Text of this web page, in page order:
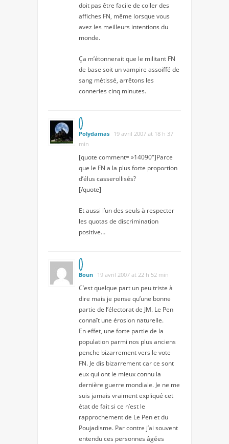
doit pas être facile de coller des
affiches FN, même lorsque vous
avez les meilleurs intentions du
monde.
Ça m’étonnerait que le militant FN
de base soit un vampire assoiffé de
sang métissé, arrêtons les
conneries cinq minutes.
Polydamas 19 avril 2007 at 18 h 37
min
[quote comment= »14090″]Parce
que le FN a la plus forte proportion
d’élus casserollisés?
[/quote]
Et aussi l’un des seuls à respecter
les quotas de discrimination
positive…
Boun 19 avril 2007 at 22 h 52 min
C’est quelque part un peu triste à
dire mais je pense qu’une bonne
partie de l’électorat de JM. Le Pen
connaît une érosion naturelle.
En effet, une forte partie de la
population parmi nos plus anciens
penche bizarrement vers le vote
FN. Je dis bizarrement car ce sont
eux qui ont le mieux connu la
dernière guerre mondiale. Je ne me
suis jamais vraiment expliqué cet
état de fait si ce n’est le
rapprochement de Le Pen et du
Poujadisme. Par contre j’ai souvent
entendu ces personnes âgées